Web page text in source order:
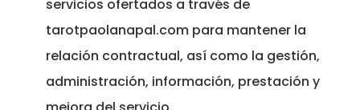
servicios ofertados a través de
tarotpaolanapal.com para mantener la
relación contractual, así como la gestión,
administración, información, prestación y